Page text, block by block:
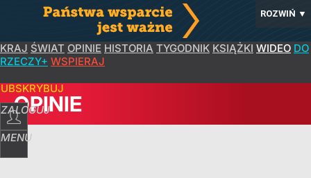
ROZWIŃ ▼
KRAJ ŚWIAT OPINIE HISTORIA TYGODNIK KSIĄŻKI WIDEO DO
RZECZY+ WSPIERAJ
ZALOGUJ
MENU
OPINIE